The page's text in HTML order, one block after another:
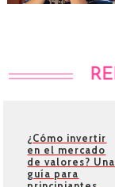
¿Cómo invertir
en el mercado
de valores? Una
guía para